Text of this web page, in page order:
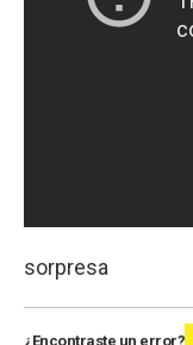
sorpresa
¿Encontraste un error?